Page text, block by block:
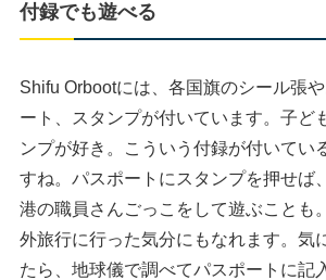
付録でも遊べる
Shifu Orbootには、各国旗のシール張
ート、スタンプが付いています。子ど
ンプが好き。こういう付録が付いてい
すね。パスポートにスタンプを押せば
港の職員さんごっこをして遊ぶことも
外旅行に行った気分にもなれます。気
たら、地球儀で調べてパスポートに記